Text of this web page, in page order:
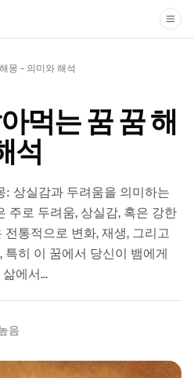
몽 - 의미와 해석
먹는 꿈 꿈 해
석
: 상실감과 두려움을 의미하는
주로 두려움, 상실감, 혹은 강한
통적으로 변화, 재생, 그리고
히 이 꿈에서 당신이 뱀에게
에서...
음